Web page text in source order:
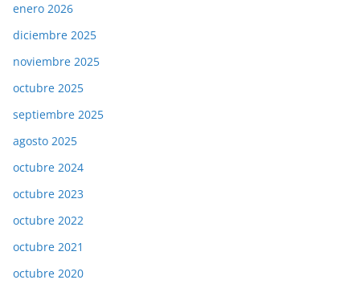
enero 2026
diciembre 2025
noviembre 2025
octubre 2025
septiembre 2025
agosto 2025
octubre 2024
octubre 2023
octubre 2022
octubre 2021
octubre 2020